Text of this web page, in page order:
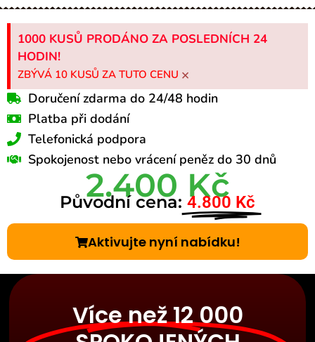
1000 KUSŮ PRODÁNO ZA POSLEDNÍCH 24
HODIN!
ZBÝVÁ 10 KUSŮ ZA TUTO CENU ×
Doručení zdarma do 24/48 hodin
Platba při dodání
Telefonická podpora
Spokojenost nebo vrácení peněz do 30 dnů
2.400 Kč
Původní cena: 4.800 Kč
Aktivujte nyní nabídku!
Více než 12 000